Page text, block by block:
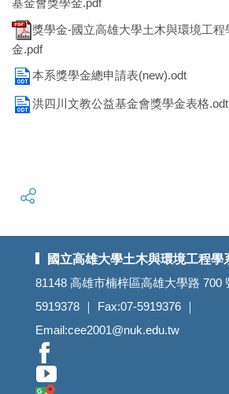
基金會獎學金.pdf
獎學金-國立高雄大學土木與環境工
金.pdf
本系獎學金總申請表(new).odt
洪四川文教公益基金會獎學金表格.odt
國立高雄大學土木與環境工程學
81148 高雄市楠梓區高雄大學路 700
5919378 ｜ Fax:07-5919376 ｜
Email:cee2001@nuk.edu.tw